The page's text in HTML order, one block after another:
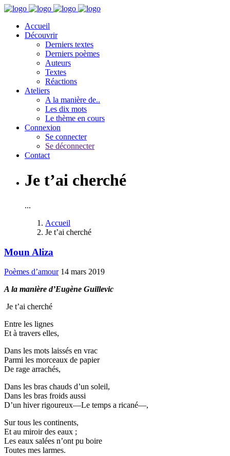
Accueil
Découvrir
Derniers textes
Derniers poèmes
Auteurs
Textes
Réactions
Ateliers
A la manière de..
Les dix mots
Le thème en cours
Connexion
Se connecter
Se déconnecter
Contact
Je t’ai cherché
...
Accueil
Je t’ai cherché
Moun Aliza
Poèmes d’amour 14 mars 2019
A la manière d’Eugène Guillevic
Je t’ai cherché
Entre les lignes
Et à travers elles,
Dans les mots laissés en vrac
Parmi les morceaux de papier
De rage arrachés,
Dans les bras chauds d’un soleil,
Dans les bras froids aussi
D’un hiver rigoureux—Le temps a ricané—,
Sur tous les continents,
Et au miroir des eaux ;
Les eaux salées n’ont pu boire
Toutes mes larmes.